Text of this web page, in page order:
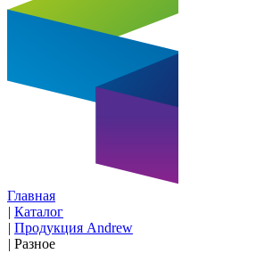
Главная
| Каталог
| Продукция Andrew
| Разное